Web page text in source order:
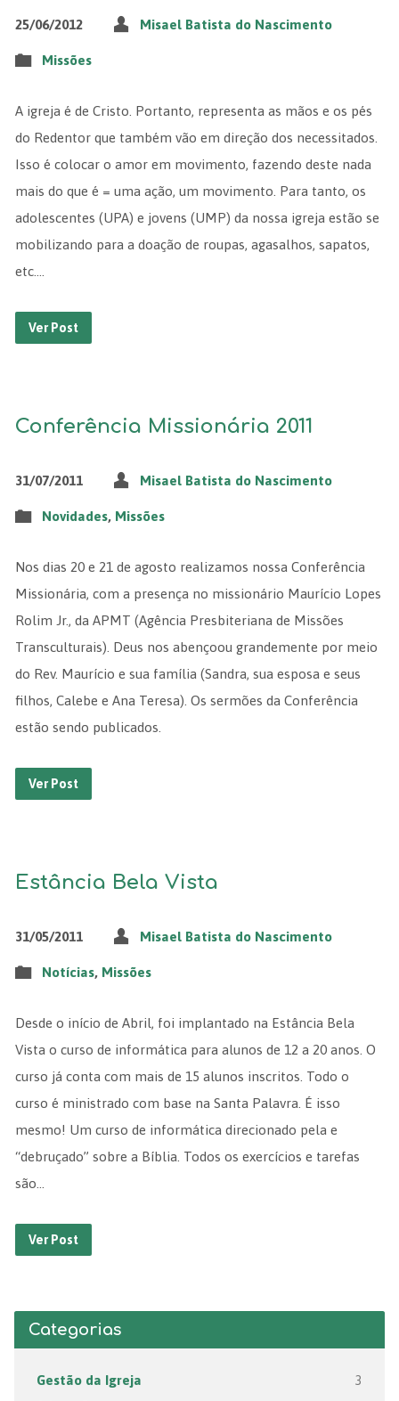
25/06/2012 Misael Batista do Nascimento
Missões
A igreja é de Cristo. Portanto, representa as mãos e os pés
do Redentor que também vão em direção dos necessitados.
Isso é colocar o amor em movimento, fazendo deste nada
mais do que é = uma ação, um movimento. Para tanto, os
adolescentes (UPA) e jovens (UMP) da nossa igreja estão se
mobilizando para a doação de roupas, agasalhos, sapatos,
etc.…
Ver Post
Conferência Missionária 2011
31/07/2011 Misael Batista do Nascimento
Novidades, Missões
Nos dias 20 e 21 de agosto realizamos nossa Conferência
Missionária, com a presença no missionário Maurício Lopes
Rolim Jr., da APMT (Agência Presbiteriana de Missões
Transculturais). Deus nos abençoou grandemente por meio
do Rev. Maurício e sua família (Sandra, sua esposa e seus
filhos, Calebe e Ana Teresa). Os sermões da Conferência
estão sendo publicados.
Ver Post
Estância Bela Vista
31/05/2011 Misael Batista do Nascimento
Notícias, Missões
Desde o início de Abril, foi implantado na Estância Bela
Vista o curso de informática para alunos de 12 a 20 anos. O
curso já conta com mais de 15 alunos inscritos. Todo o
curso é ministrado com base na Santa Palavra. É isso
mesmo! Um curso de informática direcionado pela e
“debruçado” sobre a Bíblia. Todos os exercícios e tarefas
são…
Ver Post
Categorias
Gestão da Igreja 3